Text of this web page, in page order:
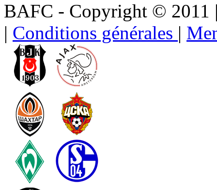
BAFC - Copyright © 2011
| Conditions générales |